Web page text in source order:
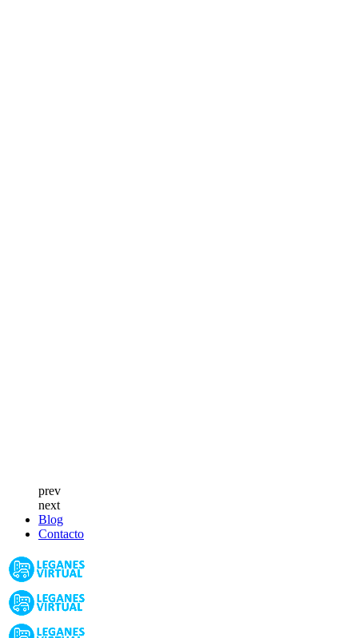
prev
next
Blog
Contacto